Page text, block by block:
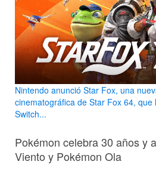
Nintendo anunció Star Fox, una
cinematográfica de Star Fox 64, que
Switch...
Pokémon celebra 30 años y
Viento y Pokémon Ola